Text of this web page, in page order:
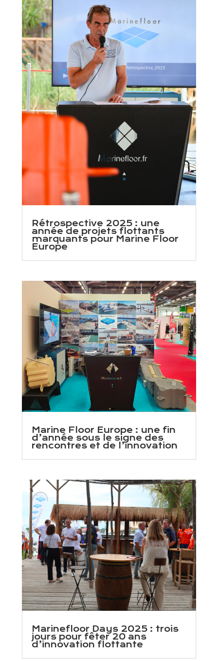
Rétrospective 2025 : une
année de projets flottants
marquants pour Marine Floor
Europe
Marine Floor Europe : une fin
d’année sous le signe des
rencontres et de l’innovation
Marinefloor Days 2025 : trois
jours pour fêter 20 ans
d’innovation flottante